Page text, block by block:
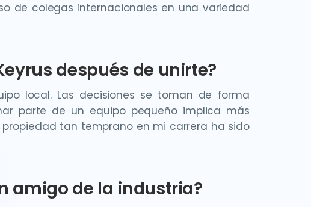
de colegas internacionales en una variedad
después de unirte?
local. Las decisiones se toman de forma
parte de un equipo pequeño implica más
tan temprano en mi carrera ha sido
amigo de la industria?